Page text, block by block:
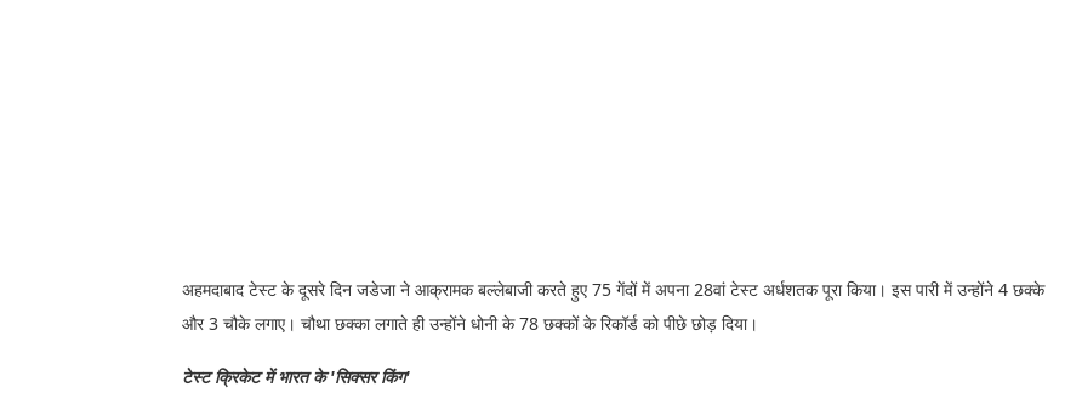
अहमदाबाद टेस्ट के दूसरे दिन जडेजा ने आक्रामक बल्लेबाजी करते हुए 75 गेंदों में अपना 28वां टेस्ट अर्धशतक पूरा किया। इस पारी में उन्होंने 4 छक्के
और 3 चौके लगाए। चौथा छक्का लगाते ही उन्होंने धोनी के 78 छक्कों के रिकॉर्ड को पीछे छोड़ दिया।
टेस्ट क्रिकेट में भारत के 'सिक्सर किंग'